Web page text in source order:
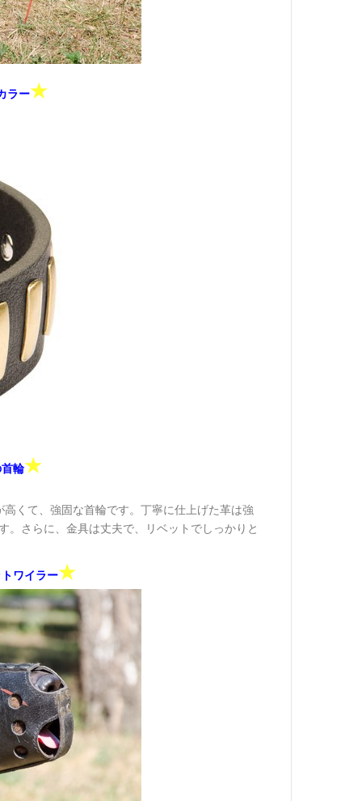
ラー★
輪★
くて、強固な首輪です。丁寧に仕上げた革は強
。さらに、金具は丈夫で、リベットでしっかりと
ワイラー★